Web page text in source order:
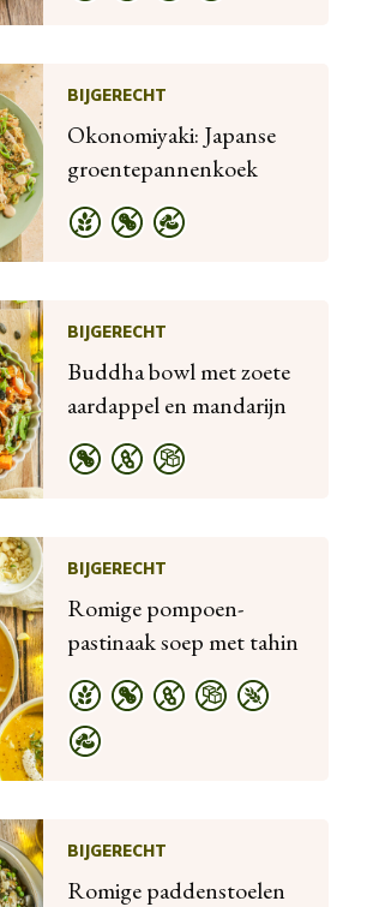
BIJGERECHT
Okonomiyaki: Japanse
groentepannenkoek
BIJGERECHT
Buddha bowl met zoete
aardappel en mandarijn
BIJGERECHT
Romige pompoen-
pastinaak soep met tahin
BIJGERECHT
Romige paddenstoelen